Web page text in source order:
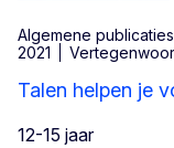
Algemene publicaties
2021
Talen helpen je
12-15 jaar